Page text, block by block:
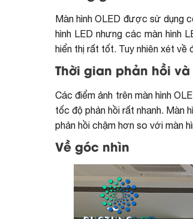
Màn hình OLED được sử dụng
hình LED nhưng các màn hình
hiển thị rất tốt. Tuy nhiên xét về
Thời gian phản hồi và
Các điểm ảnh trên màn hình
tốc độ phản hồi rất nhanh. Màn
phản hồi chậm hơn so với màn
Về góc nhìn